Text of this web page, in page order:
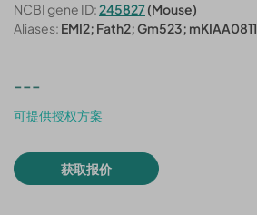
NCBI gene ID:245827(Mouse)
Aliases: EMI2; Fath2; Gm523; mKIAA0811
---
可提供授权方案
获取报价